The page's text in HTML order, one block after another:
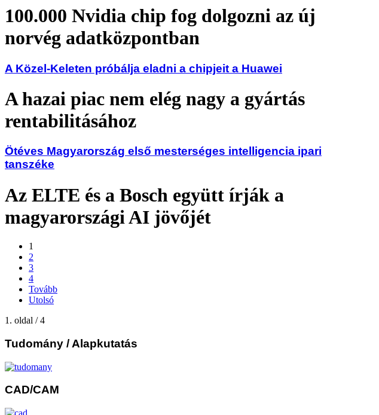
100.000 Nvidia chip fog dolgozni az új
norvég adatközpontban
A Közel-Keleten próbálja eladni a chipjeit a Huawei
A hazai piac nem elég nagy a gyártás
rentabilitásához
Ötéves Magyarország első mesterséges intelligencia ipari
tanszéke
Az ELTE és a Bosch együtt írják a
magyarországi AI jövőjét
1
2
3
4
Tovább
Utolsó
1. oldal / 4
Tudomány / Alapkutatás
CAD/CAM